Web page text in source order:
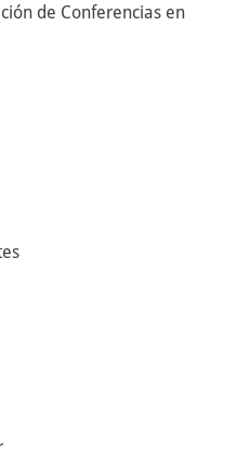
de Conferencias en